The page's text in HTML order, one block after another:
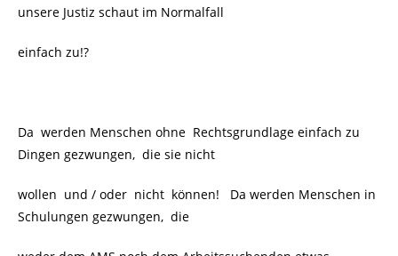
unsere Justiz schaut im Normalfall
einfach zu!?
Da werden Menschen ohne Rechtsgrundlage einfach zu
Dingen gezwungen, die sie nicht
wollen und / oder nicht können! Da werden Menschen in
Schulungen gezwungen, die